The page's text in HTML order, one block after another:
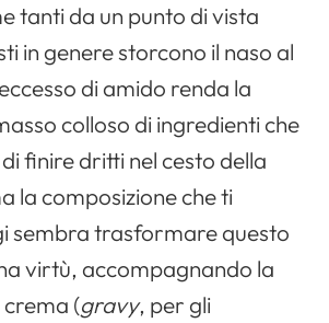
tanti da un punto di vista
in genere storcono il naso al
di amido renda la
colloso di ingredienti che
finire dritti nel cesto della
la composizione che ti
sembra trasformare questo
virtù, accompagnando la
(gravy, per gli